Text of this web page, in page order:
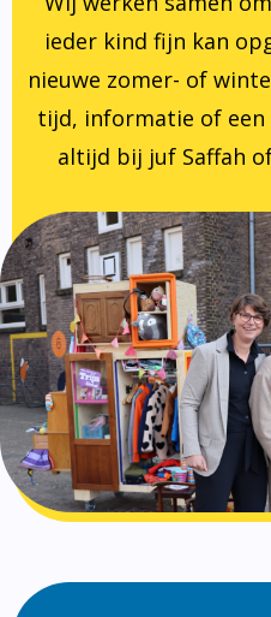
ieder kind fijn kan
nieuwe zomer- of
tijd, informatie of een
altijd bij juf Saffah